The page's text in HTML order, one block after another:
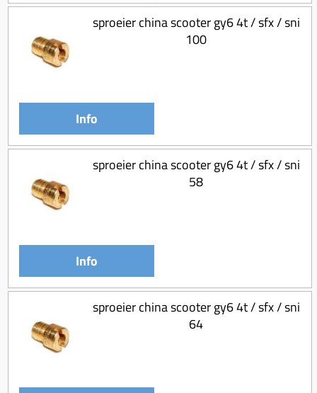
sproeier china scooter gy6 4t / sfx / sni
100
Info
sproeier china scooter gy6 4t / sfx / sni
58
Info
sproeier china scooter gy6 4t / sfx / sni
64